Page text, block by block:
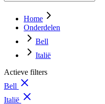
Home
Onderdelen
Bell
Italië
Actieve filters
Bell
Italië